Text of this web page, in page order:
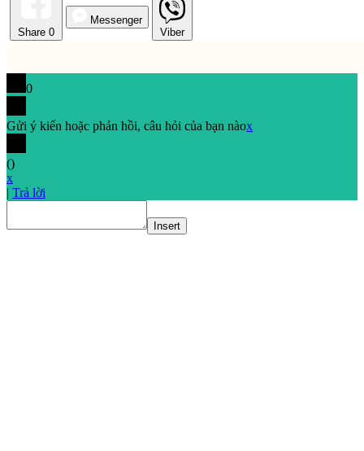
Share 0
Messenger
Viber
0
Gửi ý kiến hoặc phản hồi, câu hỏi của bạn nàox
()
x
| Trả lời
Insert